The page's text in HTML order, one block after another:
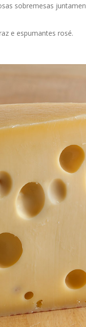
sobremesas
e espumantes rosé.